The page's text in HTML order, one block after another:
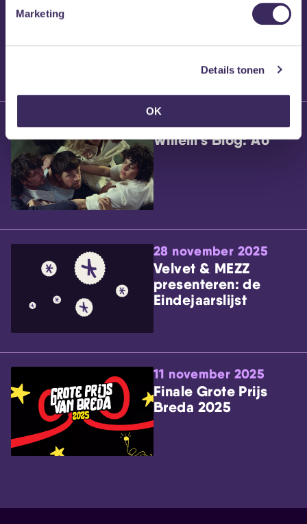
Marketing
Details tonen
OK
Brennt Vanneste
Willem’s Blog: Ão
28 november 2025
Velvet & MEZZ
presenteren: de
Eindejaarslijst
11 november 2025
Finale Grote Prijs
Breda 2025